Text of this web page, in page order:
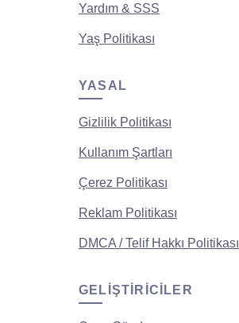
Yardım & SSS
Yaş Politikası
YASAL
Gizlilik Politikası
Kullanım Şartları
Çerez Politikası
Reklam Politikası
DMCA / Telif Hakkı Politikası
GELIŞTIRICILER